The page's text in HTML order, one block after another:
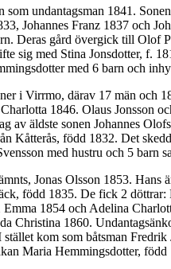
som undantagsman 1841.
Johannes Franz 1837 och
Deras gård övergick till Olof
sig med Stina Jonsdotter, f.
med 6 barn och
i Virrmo, därav 17 män och
1846. Olaus Jonsson
av äldste sonen Johannes
Kåtterås, född 1832. Det
med hustru och 5 barn
Jonas Olsson 1853.
född 1835. De fick 2
1854 och Adelina
Christina 1860.
kom som båtsman
Maria Hemmingsdotter,